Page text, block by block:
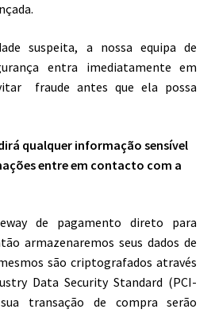
suspeita, a nossa equipa de
entra imediatamente em
fraude antes que ela possa
qualquer informação sensível
entre em contacto com a
de pagamento direto para
armazenaremos seus dados de
são criptografados através
Data Security Standard (PCI-
transação de compra serão